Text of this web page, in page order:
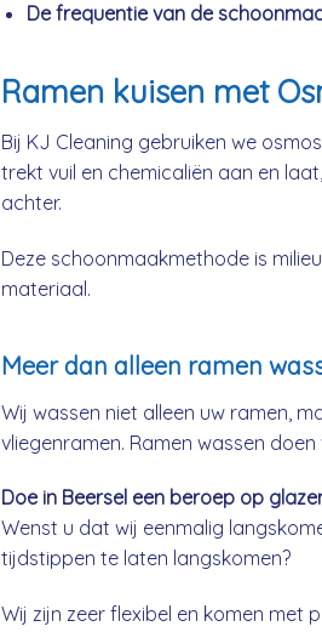
De frequentie van de
Ramen kuisen met
Bij KJ Cleaning gebruiken we
trekt vuil en chemicaliën aan en
achter.
Deze schoonmaakmethode is
materiaal.
Meer dan alleen ramen
Wij wassen niet alleen uw ramen,
vliegenramen. Ramen wassen
Doe in Beersel een beroep op
Wenst u dat wij eenmalig
tijdstippen te laten langskomen?
Wij zijn zeer flexibel en komen met